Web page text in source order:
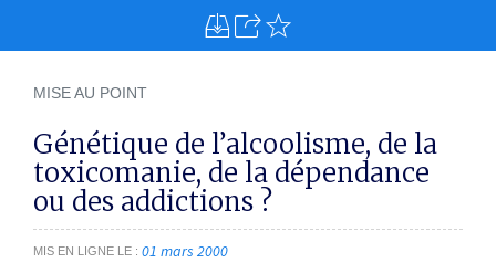
MISE AU POINT
Génétique de l’alcoolisme, de la
toxicomanie, de la dépendance
ou des addictions ?
MIS EN LIGNE LE 01 mars 2000